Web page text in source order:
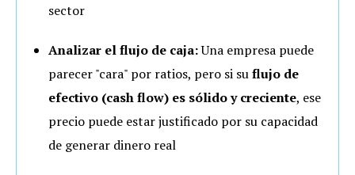
sector
Analizar el flujo de caja:Una empresa puede
parecer "cara" por ratios, pero si suflujo de
efectivo (cash flow) es sólido y creciente, ese
precio puede estar justificado por su capacidad
de generar dinero real